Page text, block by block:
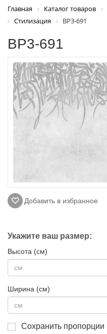
Главная Каталог товаров
Стилизация
ВР3-691
ВР3-691
Добавить в избранное
Укажите ваш размер:
Высота (см)
Ширина (см)
Сохранить пропорции